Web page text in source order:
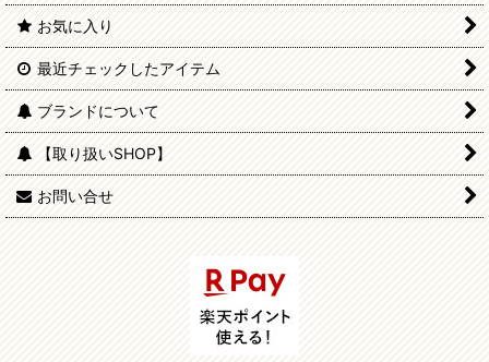
お気に入り
最近チェックしたアイテム
ブランドについて
【取り扱いSHOP】
お問い合せ